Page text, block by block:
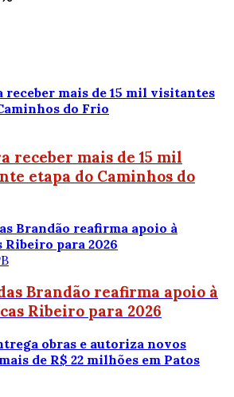
receber mais de 15 mil
etapa do Caminhos do
Brandão reafirma apoio à
Ribeiro para 2026